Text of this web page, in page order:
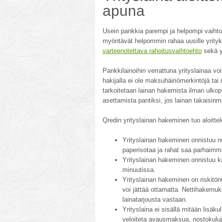
apuna
Usein pankkia parempi ja helpompi
myöntävät helpommin rahaa uusille
varteenotettava rahoitusvaihtoehto sekä
Pankkilainoihin verrattuna yrityslainaa
hakijalla ei ole maksuhäiriömerkintöjä
tarkoitetaan lainan hakemista ilman
asettamista pantiksi, jos lainan
Qredin yrityslainan hakeminen tuo
Yrityslainan hakeminen onnistuu
paperisotaa ja rahat saa
Yrityslainan hakeminen onnistuu
minuutissa.
Yrityslainan hakeminen on
voi jättää ottamatta.
lainatarjousta vastaan.
Yrityslaina ei sisällä mitään
veloiteta avausmaksua,